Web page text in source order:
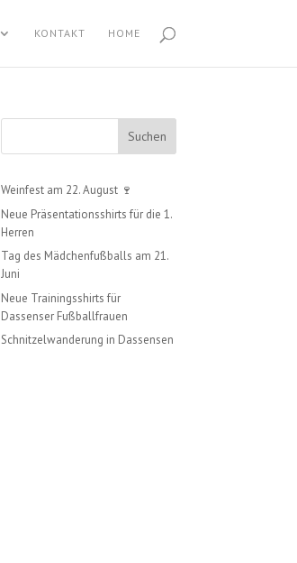
KONTAKT HOME
Suchen
Weinfest am 22. August 🍷
Neue Präsentationsshirts für die 1.
Herren
Tag des Mädchenfußballs am 21.
Juni
Neue Trainingsshirts für
Dassenser Fußballfrauen
Schnitzelwanderung in Dassensen